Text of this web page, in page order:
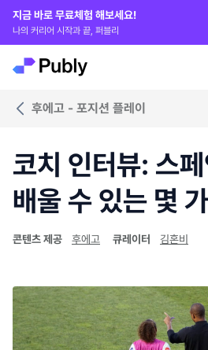
지금 바로 무료체험 해보세요!
나의 커리어 시작과 끝, 퍼블리
후에고 - 포지션 플레이
코치 인터뷰: 스
배울 수 있는 몇
콘텐츠 제공 후에고 큐레이터 김혼비